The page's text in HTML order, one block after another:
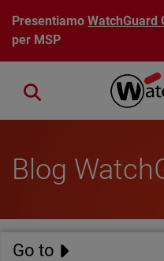
Salta al contenuto
PresentiamoWatchGuard
per MSP
Close search
Blog
Go to